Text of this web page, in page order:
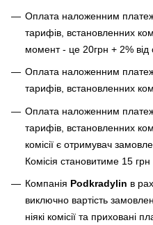
Оплата наложенним
тарифів, встановленних
момент - це 20грн + 2% від
Оплата наложенним
тарифів, встановленних
Оплата наложенним
тарифів, встановленних
комісії є отримувач
Комісія становитиме 15
Компанія Podkradylin в
виключно вартість
ніякі комісії та приховані